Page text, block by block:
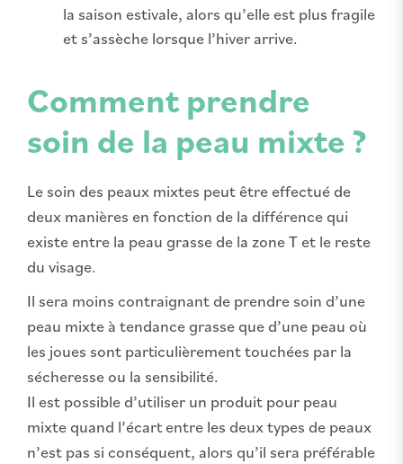
la saison estivale, alors qu’elle est plus fragile
et s’assèche lorsque l’hiver arrive.
Comment prendre
soin de la peau mixte ?
Le soin des peaux mixtes peut être effectué de
deux manières en fonction de la différence qui
existe entre la peau grasse de la zone T et le reste
du visage.
Il sera moins contraignant de prendre soin d’une
peau mixte à tendance grasse que d’une peau où
les joues sont particulièrement touchées par la
sécheresse ou la sensibilité.
Il est possible d’utiliser un produit pour peau
mixte quand l’écart entre les deux types de peaux
n’est pas si conséquent, alors qu’il sera préférable